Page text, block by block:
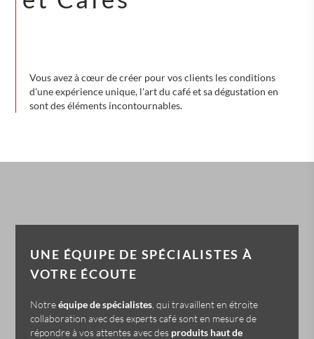
Vous avez à cœur de créer pour vos clients les conditions
d'une expérience unique, l'art du café et sa dégustation en
sont des éléments incontournables.
UNE ÉQUIPE DE SPÉCIALISTES À
VOTRE ÉCOUTE
Notreéquipe de spécialistes , qui travaillent en étroite
collaboration avec des experts café sont en mesure de
répondre à vos attentes avec des produits haut de